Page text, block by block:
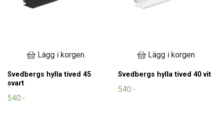
Lägg i korgen
Svedbergs hylla tived 45
svart
540:-
Lägg i korgen
Svedbergs hylla tived 40 vit
540:-